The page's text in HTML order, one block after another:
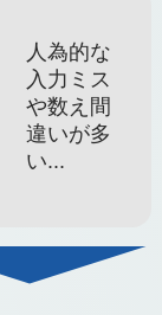
人為的な
入力ミス
や数え間
違いが多
い...